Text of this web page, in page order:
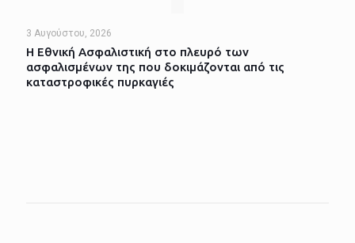
3 Αυγούστου, 2026
Η Εθνική Ασφαλιστική στο πλευρό των
ασφαλισμένων της που δοκιμάζονται από τις
καταστροφικές πυρκαγιές